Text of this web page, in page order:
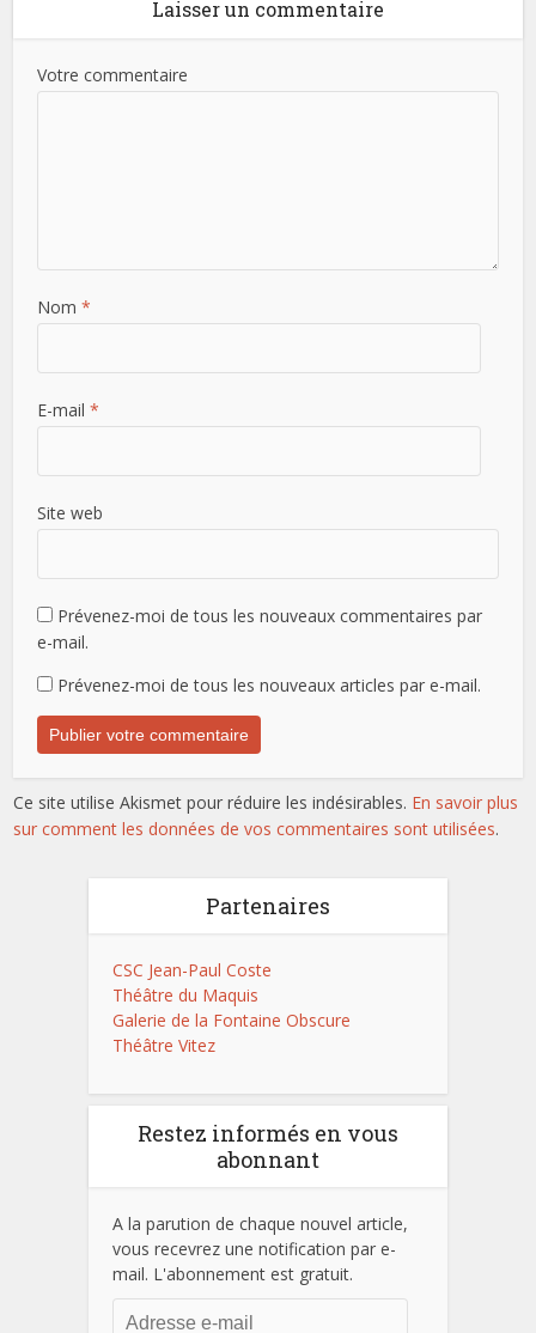
Laisser un commentaire
Votre commentaire
Nom*
E-mail*
Site web
Prévenez-moi de tous les nouveaux commentaires par
e-mail.
Prévenez-moi de tous les nouveaux articles par e-mail.
Ce site utilise Akismet pour réduire les indésirables. En savoir plus
sur comment les données de vos commentaires sont utilisées.
Partenaires
CSC Jean-Paul Coste
Théâtre du Maquis
Galerie de la Fontaine Obscure
Théâtre Vitez
Restez informés en vous
abonnant
A la parution de chaque nouvel article,
vous recevrez une notification par e-
mail. L'abonnement est gratuit.